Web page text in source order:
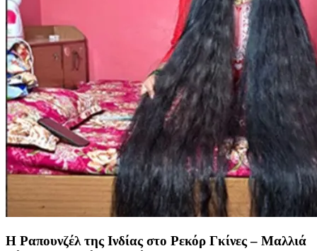
Η Ραπουνζέλ της Ινδίας στο Ρεκόρ Γκίνες – Μαλλιά